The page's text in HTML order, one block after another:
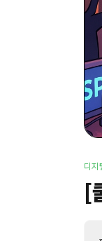
디지
[